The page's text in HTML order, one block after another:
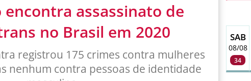
encontra assassinato de
no Brasil em 2020
registrou 175 crimes contra mulheres
nenhum contra pessoas de identidade
SAB
08/08
34